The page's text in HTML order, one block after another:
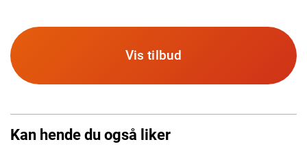
Vis tilbud
Kan hende du også liker